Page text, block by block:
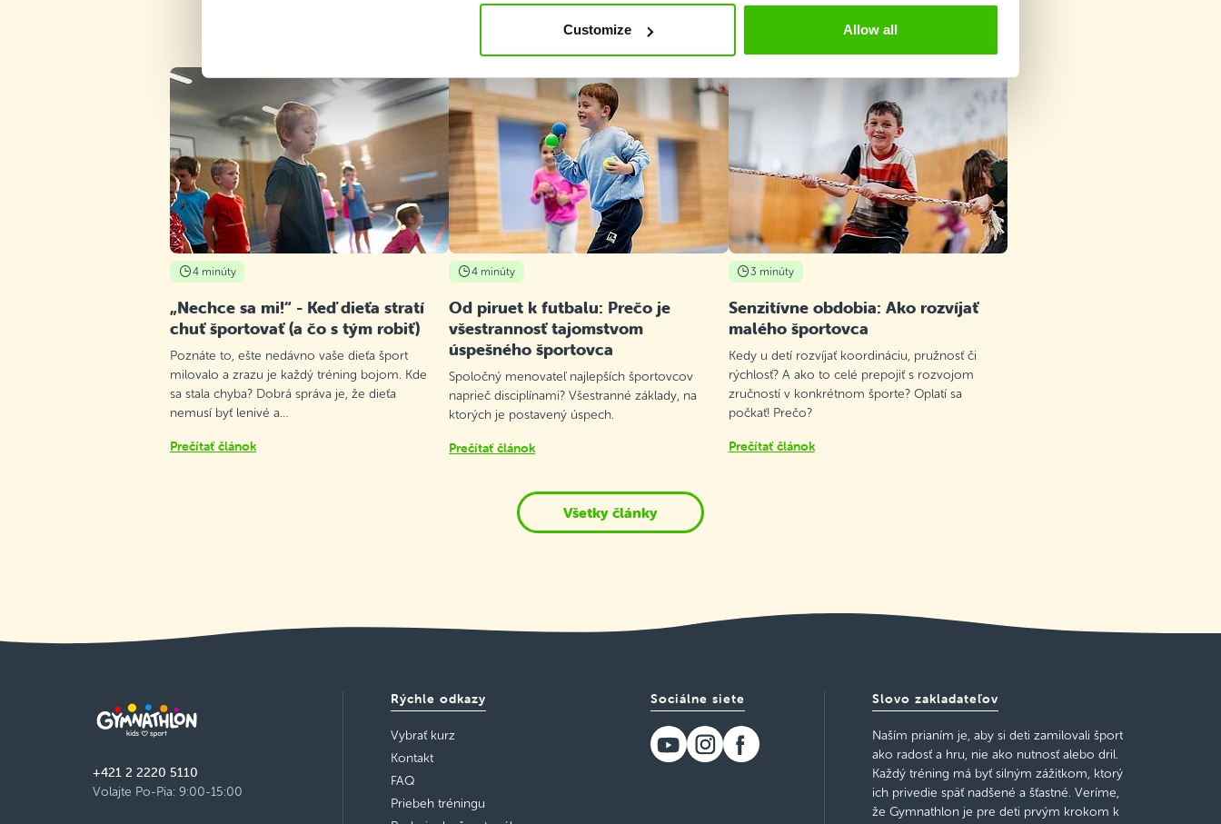
Customize Allow all
Čo je v Gymnathlone nové?
4 minúty
„Nechce sa mi!“ - Keď dieťa stratí
chuť športovať (a čo s tým robiť)
Poznáte to, ešte nedávno vaše dieťa šport
milovalo a zrazu je každý tréning bojom. Kde
sa stala chyba? Dobrá správa je, že dieťa
nemusí byť lenivé a…
Prečítať článok
4 minúty
Od piruet k futbalu: Prečo je
všestrannosť tajomstvom
úspešného športovca
Spoločný menovateľ najlepších športovcov
naprieč disciplínami? Všestranné základy, na
ktorých je postavený úspech.
Prečítať článok
3 minúty
Senzitívne obdobia: Ako rozvíjať
malého športovca
Kedy u detí rozvíjať koordináciu, pružnosť či
rýchlosť? A ako to celé prepojiť s rozvojom
zručností v konkrétnom športe? Oplatí sa
počkať! Prečo?
Prečítať článok
Všetky články
+421 2 2220 5110
Volajte Po-Pia: 9:00-15:00
Rýchle odkazy
Vybrať kurz
Kontakt
FAQ
Priebeh tréningu
Sociálne siete Slovo zakladateľov
Naším prianím je, aby si deti zamilovali šport
ako radosť a hru, nie ako nutnosť alebo dril.
Každý tréning má byť silným zážitkom, ktorý
ich privedie späť nadšené a šťastné. Veríme,
že Gymnathlon je pre deti prvým krokom k